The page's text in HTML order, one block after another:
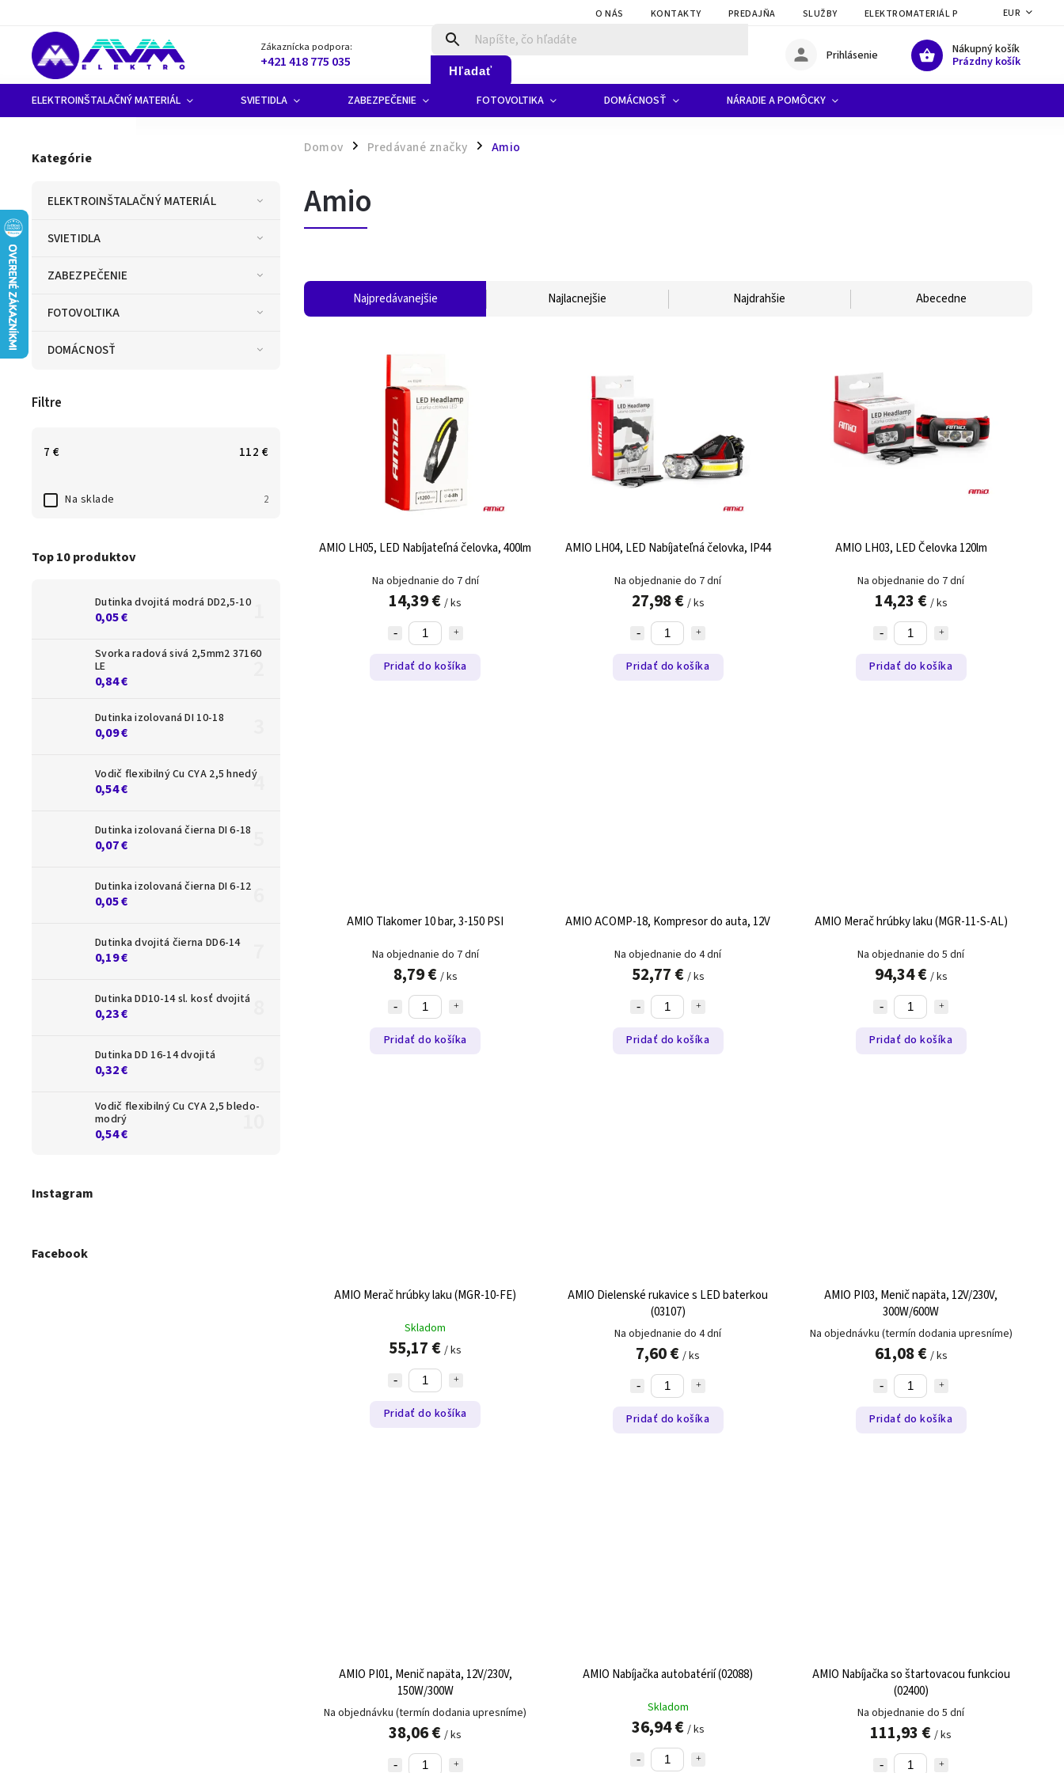
O NÁS KONTAKTY PREDAJŇA SLUŽBY ELEKTROMATERIÁL PRE ELEKTRIKÁROV A
EUR
Zákaznícka podpora:
+421 418 775 035 Hľadať
Nákupný košík
Prázdny košík
Prihlásenie
ELEKTROINŠTALAČNÝ MATERIÁL SVIETIDLA ZABEZPEČENIE FOTOVOLTIKA DOMÁCNOSŤ NÁRADIE A POMÔCKY
Domov / Predávané značky / Amio
Kategórie
ELEKTROINŠTALAČNÝ MATERIÁL
SVIETIDLA
ZABEZPEČENIE
FOTOVOLTIKA
DOMÁCNOSŤ
Filtre
7 € 112 €
Na sklade 2
Top 10 produktov
Dutinka dvojitá modrá DD2,5-10
0,05 €
Svorka radová sivá 2,5mm2 37160
LE
0,84 €
Dutinka izolovaná DI 10-18
0,09 €
Vodič flexibilný Cu CYA 2,5 hnedý
0,54 €
Dutinka izolovaná čierna DI 6-18
0,07 €
Dutinka izolovaná čierna DI 6-12
0,05 €
Dutinka dvojitá čierna DD6-14
0,19 €
Dutinka DD10-14 sl. kosť dvojitá
0,23 €
Dutinka DD 16-14 dvojitá
0,32 €
Vodič flexibilný Cu CYA 2,5 bledo-
modrý
0,54 €
Instagram
Facebook
Amio
Najpredávanejšie Najlacnejšie Najdrahšie Abecedne
AMIO LH05, LED Nabíjateľná čelovka, 400lm
Na objednanie do 7 dní
14,39 €/ ks
Pridať do košíka
AMIO LH04, LED Nabíjateľná čelovka, IP44
Na objednanie do 7 dní
27,98 € / ks
Pridať do košíka
AMIO LH03, LED Čelovka 120lm
Na objednanie do 7 dní
14,23 € / ks
Pridať do košíka
AMIO Tlakomer 10 bar, 3-150 PSI
Na objednanie do 7 dní
8,79 € / ks
Pridať do košíka
AMIO ACOMP-18, Kompresor do auta, 12V
Na objednanie do 4 dní
52,77 € / ks
Pridať do košíka
AMIO Merač hrúbky laku (MGR-11-S-AL)
Na objednanie do 5 dní
94,34 € / ks
Pridať do košíka
AMIO Merač hrúbky laku (MGR-10-FE)
Skladom
55,17 €/ ks
Pridať do košíka
AMIO Dielenské rukavice s LED baterkou
(03107)
Na objednanie do 4 dní
7,60 €/ ks
Pridať do košíka
AMIO PI03, Menič napäta, 12V/230V,
300W/600W
Na objednávku (termín dodania upresníme)
61,08 € / ks
Pridať do košíka
AMIO PI01, Menič napäta, 12V/230V,
150W/300W
Na objednávku (termín dodania upresníme)
38,06 €/ ks
AMIO Nabíjačka autobatérií (02088)
Skladom
36,94 € / ks
AMIO Nabíjačka so štartovacou funkciou
(02400)
Na objednanie do 5 dní
111,93 €/ ks